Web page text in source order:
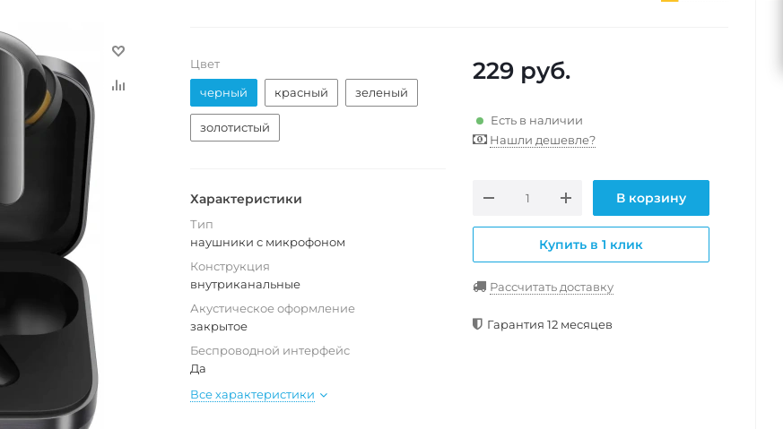
Цвет
черный
красный зеленый
золотистый
Характеристики
Тип
наушники с микрофоном
Конструкция
внутриканальные
Акустическое оформление
закрытое
Беспроводной интерфейс
Да
Все характеристики
229 руб.
Есть в наличии
Нашли дешевле?
В корзину
Купить в 1 клик
Рассчитать доставку
Гарантия 12 месяцев